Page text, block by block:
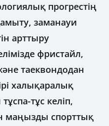
прогрестің
заманауи
арттыру
фристайл,
таеквондодан
халықаралық
тұс келіп,
маңызды спорттық